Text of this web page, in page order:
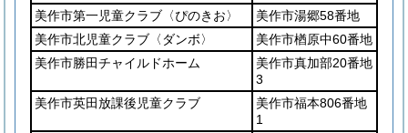
美作市第一児童クラブ〈ぴのきお〉
美作市湯郷58番地
美作市北児童クラブ〈ダンボ〉
美作市楢原中60番地
美作市勝田チャイルドホーム
美作市真加部20番地
3
美作市英田放課後児童クラブ
美作市福本806番地
1